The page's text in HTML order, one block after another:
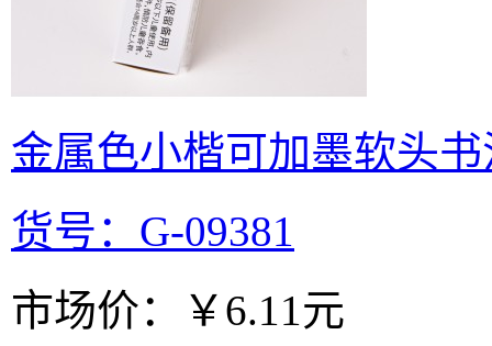
金属色小楷可加墨软头
货号：G-09381
市场价：
￥6.11元